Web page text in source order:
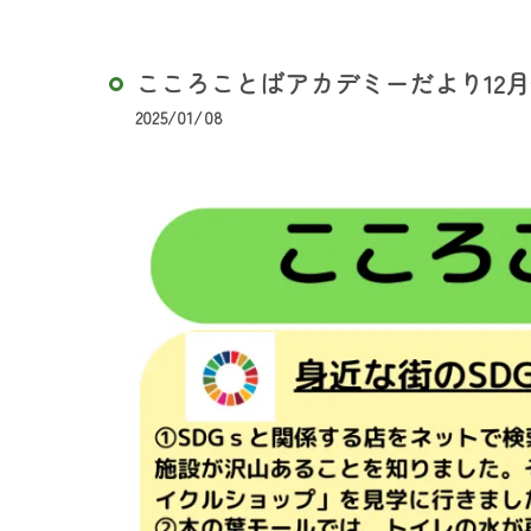
こころことばアカデミーだより12
2025/01/08